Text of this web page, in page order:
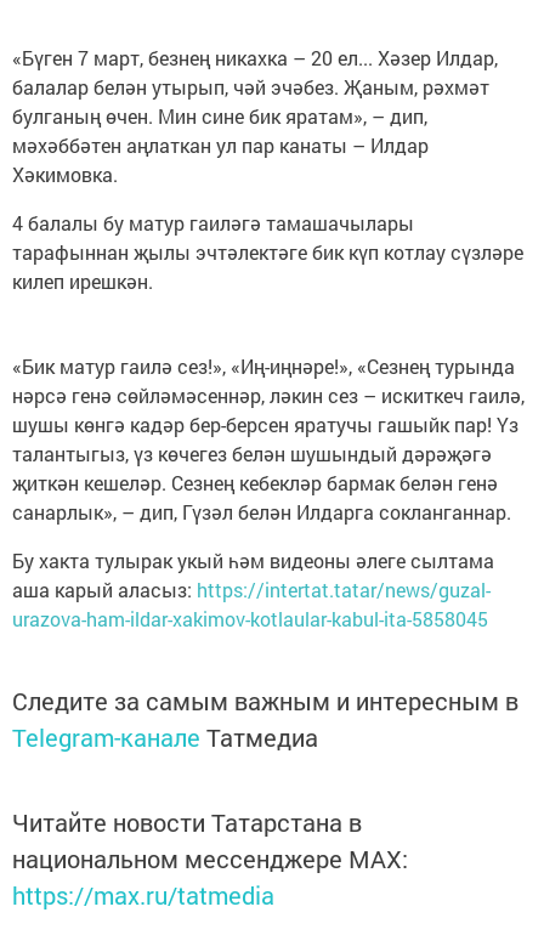
«Бүген 7 март, безнең никахка – 20 ел... Хәзер Илдар,
балалар белән утырып, чәй эчәбез. Җаным, рәхмәт
булганың өчен. Мин сине бик яратам», – дип,
мәхәббәтен аңлаткан ул пар канаты – Илдар
Хәкимовка.
4 балалы бу матур гаиләгә тамашачылары
тарафыннан җылы эчтәлектәге бик күп котлау сүзләре
килеп ирешкән.
«Бик матур гаилә сез!», «Иң-иңнәре!», «Сезнең турында
нәрсә генә сөйләмәсеннәр, ләкин сез – искиткеч гаилә,
шушы көнгә кадәр бер-берсен яратучы гашыйк пар! Үз
талантыгыз, үз көчегез белән шушындый дәрәҗәгә
җиткән кешеләр. Сезнең кебекләр бармак белән генә
санарлык», – дип, Гүзәл белән Илдарга сокланганнар.
Бу хакта тулырак укый һәм видеоны әлеге сылтама
аша карый аласыз: https://intertat.tatar/news/guzal-
urazova-ham-ildar-xakimov-kotlaular-kabul-ita-5858045
Следите за самым важным и интересным в
Telegram-канале Татмедиа
Читайте новости Татарстана в
национальном мессенджере MАХ:
https://max.ru/tatmedia